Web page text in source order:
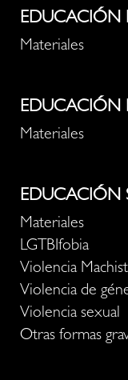
EDUCACIÓN
Materiales
EDUCACIÓN
Materiales
EDUCACIÓN
Materiales
LGTBIfobia
Violencia
Violencia de
Violencia sexual
Otras formas